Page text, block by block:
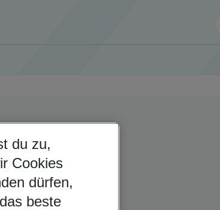
du zu,
Cookies
dürfen,
beste